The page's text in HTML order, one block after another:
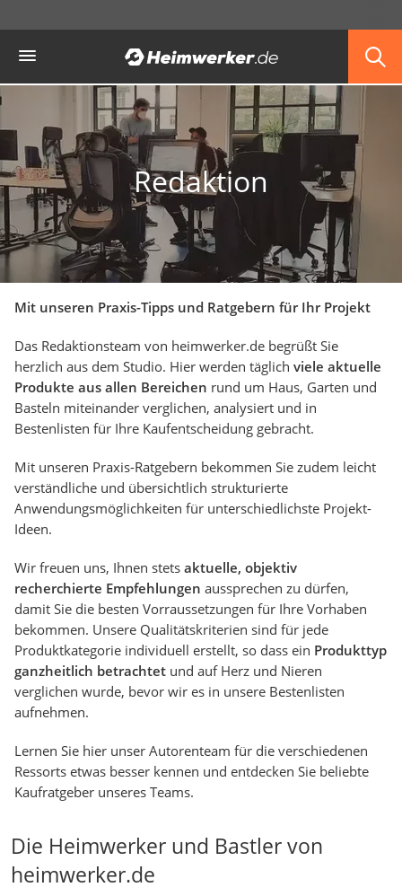
Garten
Akku-Laubsauger
Faltpavillon
Schlauchtrommel
Solar-Lichterkette außen
Teleskopleiter
Ameisengift
Pavillon
Sichtschutzstreifen
Akku-Laubbläser
Akku-Vertikutierer
Koifutter
Bosch-Heckenschere
Stihl-Laubbläser
Minidumper
Auffahrrampe
Haus & Bau
Ozongenerator
Powerbank
Smart-Home-Rauchmelder
Schlüsseltresor
Regendusche
Reizstromgerät
Infrarot-Thermometer
GPS-Tracker
Heizkissen
Digitale Zeitschaltuhr
Paketbriefkasten
Fensterkontaktschalter
LED-Baustrahler
Aluleiter
Tiefengrund
Video-Türsprechanlage
Haushalt & Freizeit
Diascanner
Redaktion
Mit unseren Praxis-Tipps und Ratgebern für Ihr Projekt
Das Redaktionsteam von heimwerker.de begrüßt Sie
herzlich aus dem Studio. Hier werden täglich viele aktuelle
Produkte aus allen Bereichen rund um Haus, Garten und
Basteln miteinander verglichen, analysiert und in
Bestenlisten für Ihre Kaufentscheidung gebracht.
Mit unseren Praxis-Ratgebern bekommen Sie zudem leicht
verständliche und übersichtlich strukturierte
Anwendungsmöglichkeiten für unterschiedlichste Projekt-
Ideen.
Wir freuen uns, Ihnen stets aktuelle, objektiv
recherchierte Empfehlungen aussprechen zu dürfen,
damit Sie die besten Vorraussetzungen für Ihre Vorhaben
bekommen. Unsere Qualitätskriterien sind für jede
Produktkategorie individuell erstellt, so dass ein Produkttyp
ganzheitlich betrachtet und auf Herz und Nieren
verglichen wurde, bevor wir es in unsere Bestenlisten
aufnehmen.
Lernen Sie hier unser Autorenteam für die verschiedenen
Ressorts etwas besser kennen und entdecken Sie beliebte
Kaufratgeber unseres Teams.
Die Heimwerker und Bastler von
heimwerker.de